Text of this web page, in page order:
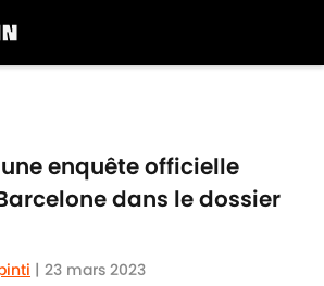
une enquête officielle
dans le dossier
| 23 mars 2023